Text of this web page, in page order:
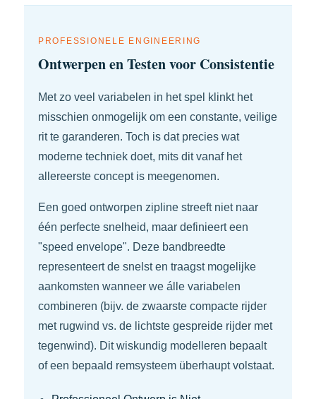
PROFESSIONELE ENGINEERING
Ontwerpen en Testen voor Consistentie
Met zo veel variabelen in het spel klinkt het
misschien onmogelijk om een constante, veilige
rit te garanderen. Toch is dat precies wat
moderne techniek doet, mits dit vanaf het
allereerste concept is meegenomen.
Een goed ontworpen zipline streeft niet naar
één perfecte snelheid, maar definieert een
"speed envelope". Deze bandbreedte
representeert de snelst en traagst mogelijke
aankomsten wanneer we álle variabelen
combineren (bijv. de zwaarste compacte rijder
met rugwind vs. de lichtste gespreide rijder met
tegenwind). Dit wiskundig modelleren bepaalt
of een bepaald remsysteem überhaupt volstaat.